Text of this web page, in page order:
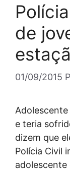
de
01/09/2015
e teria
dizem que
Polícia Civil
adolescente